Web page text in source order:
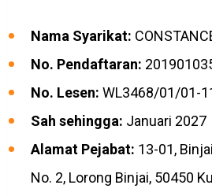
Nama Syarikat:
No. Pendaftaran:
No. Lesen: WL3468/01/01-
Sah sehingga: Januari 2027
Alamat Pejabat: 13-01,
No. 2, Lorong Binjai, 50450